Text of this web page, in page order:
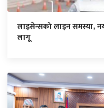
लाइसेन्सको लाइन समस्या,
लागू